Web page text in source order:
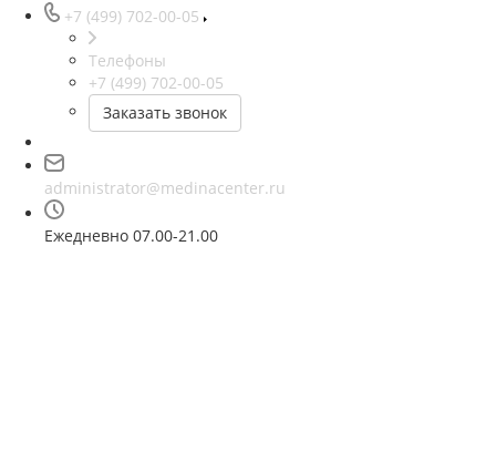
+7 (499) 702-00-05
Телефоны
+7 (499) 702-00-05
Заказать звонок
administrator@medinacenter.ru
Ежедневно 07.00-21.00